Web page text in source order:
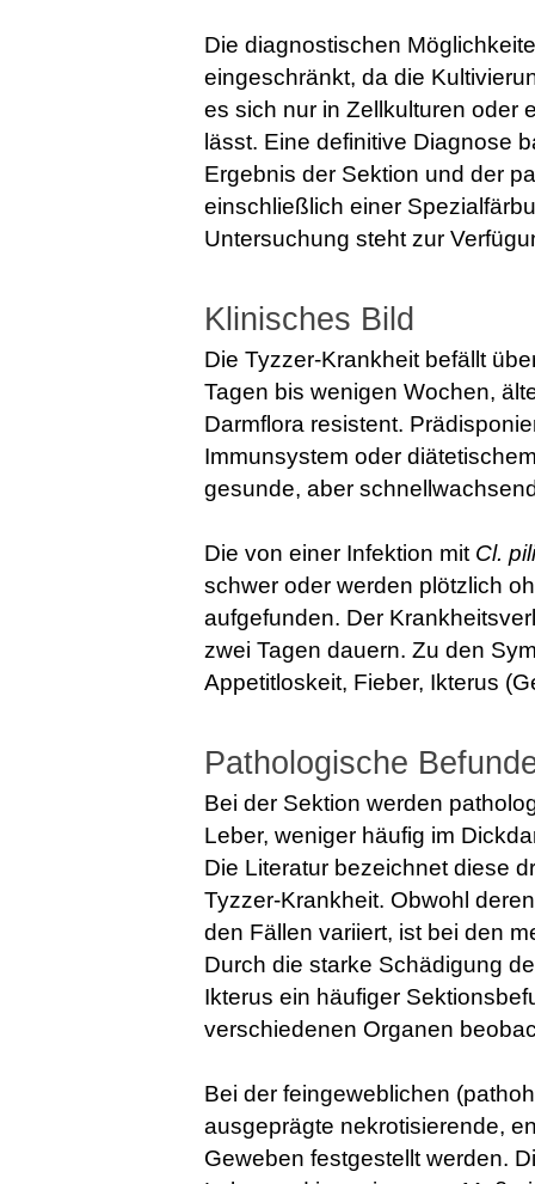
Die diagnostischen
eingeschränkt, da die
es sich nur in Zellkulturen oder
lässt. Eine definitive Diagnose
Ergebnis der Sektion und der
einschließlich einer
Untersuchung steht zur
Klinisches Bild
Die Tyzzer-Krankheit befällt
Tagen bis wenigen Wochen,
Darmflora resistent.
Immunsystem oder
gesunde, aber
Die von einer Infektion mit Cl.
schwer oder werden plötzlich
aufgefunden. Der
zwei Tagen dauern. Zu den
Appetitloskeit, Fieber, Ikterus
Pathologische
Bei der Sektion werden
Leber, weniger häufig im
Die Literatur bezeichnet diese
Tyzzer-Krankheit. Obwohl
den Fällen variiert, ist bei den
Durch die starke Schädigung
Ikterus ein häufiger
verschiedenen Organen
Bei der feingeweblichen
ausgeprägte nekrotisierende,
Geweben festgestellt werden.